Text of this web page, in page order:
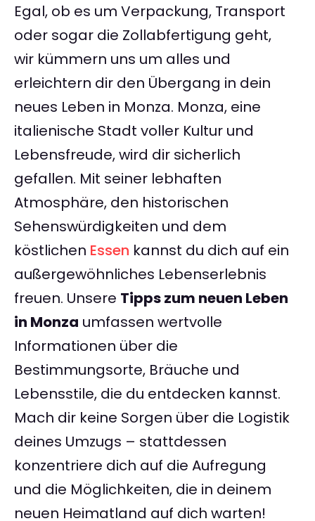
Egal, ob es um Verpackung, Transport
oder sogar die Zollabfertigung geht,
wir kümmern uns um alles und
erleichtern dir den Übergang in dein
neues Leben in Monza. Monza, eine
italienische Stadt voller Kultur und
Lebensfreude, wird dir sicherlich
gefallen. Mit seiner lebhaften
Atmosphäre, den historischen
Sehenswürdigkeiten und dem
köstlichen Essen kannst du dich auf ein
außergewöhnliches Lebenserlebnis
freuen. Unsere Tipps zum neuen Leben
in Monza umfassen wertvolle
Informationen über die
Bestimmungsorte, Bräuche und
Lebensstile, die du entdecken kannst.
Mach dir keine Sorgen über die Logistik
deines Umzugs – stattdessen
konzentriere dich auf die Aufregung
und die Möglichkeiten, die in deinem
neuen Heimatland auf dich warten!